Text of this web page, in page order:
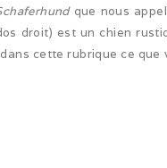
que nous
droit) est un chien
cette rubrique ce que